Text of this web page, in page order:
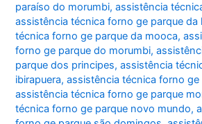
paraíso do morumbi,assistência
assistência técnica forno ge parque da
técnica forno ge parque da mooca,
forno ge parque do morumbi,
parque dos principes,assistência
ibirapuera,assistência técnica forno ge
assistência técnica forno ge parque
técnica forno ge parque novo mundo,